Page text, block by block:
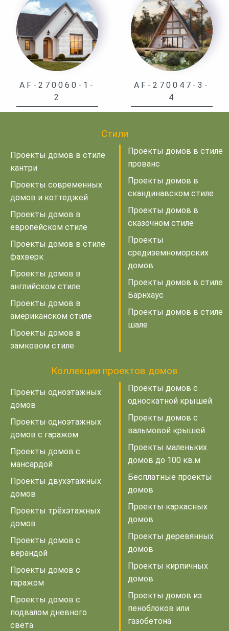
AF-270060-1-
2
AF-270047-3-
4
Стили
Проекты домов в стиле
кантри
Проекты современных
домов и коттеджей
Проекты домов в
европейском стиле
Проекты домов в стиле
фахверк
Проекты домов в
английском стиле
Проекты домов в
американском стиле
Проекты домов в
замковом стиле
Проекты домов в стиле
прованс
Проекты домов в
скандинавском стиле
Проекты домов в
сказочном стиле
Проекты
средиземноморских
домов
Проекты домов в стиле
Барнхаус
Проекты домов в стиле
шале
Коллекции проектов домов
Проекты одноэтажных
домов
Проекты одноэтажных
домов с гаражом
Проекты домов с
мансардой
Проекты двухэтажных
домов
Проекты трёхэтажных
домов
Проекты домов с
верандой
Проекты домов с
гаражом
Проекты домов с
подвалом дневного
света
Проекты домов с
односкатной крышей
Проекты домов с
вальмовой крышей
Проекты маленьких
домов до 100 кв.м
Бесплатные проекты
домов
Проекты каркасных
домов
Проекты деревянных
домов
Проекты кирпичных
домов
Проекты домов из
пеноблоков или
газобетона